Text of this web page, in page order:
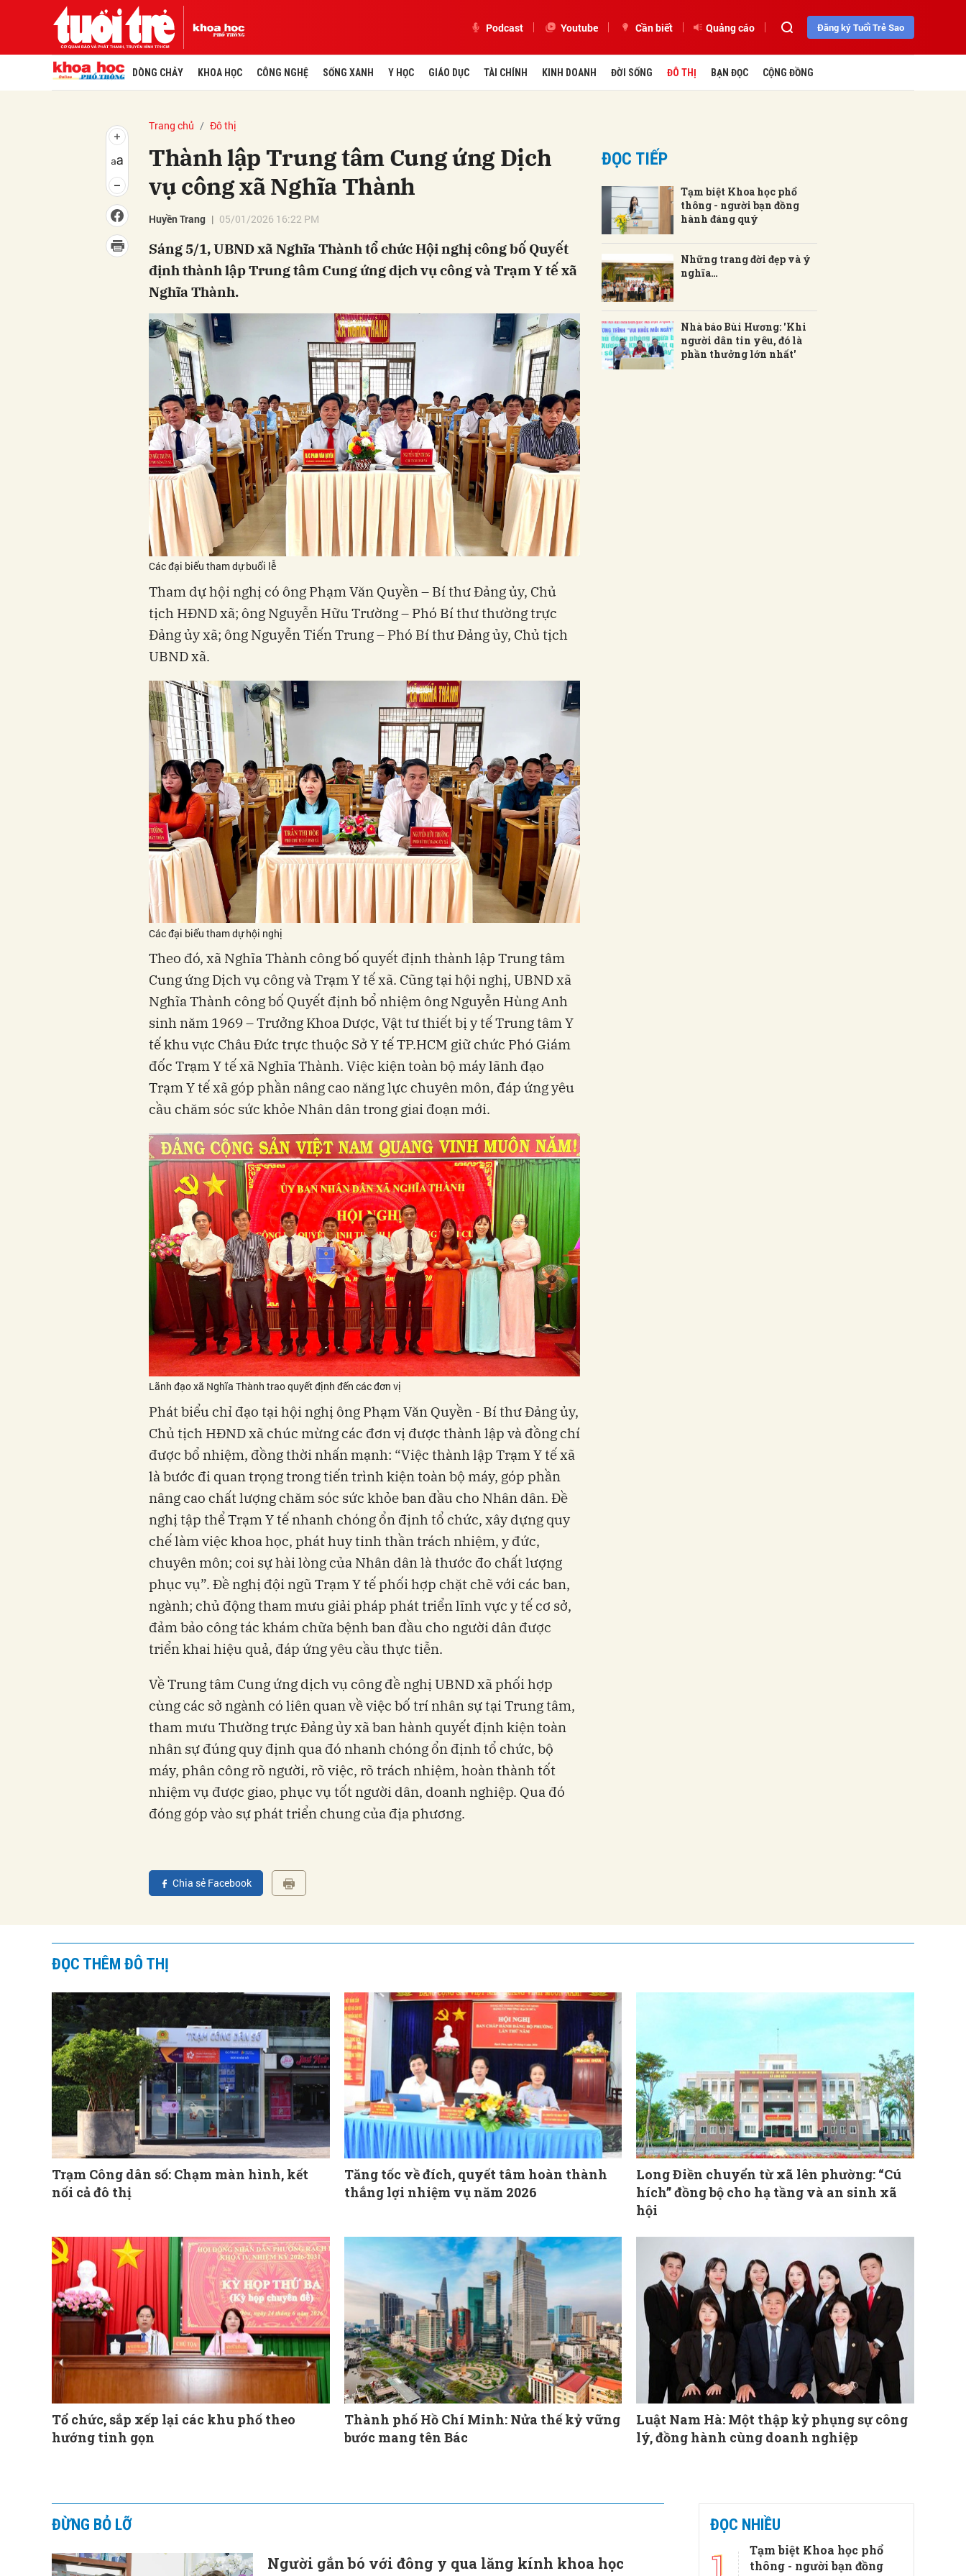
Podcast Youtube Cần biết Quảng cáo Đăng ký Tuổi Trẻ Sao
DÒNG CHẢY KHOA HỌC CÔNG NGHỆ SỐNG XANH Y HỌC GIÁO DỤC TÀI CHÍNH KINH DOANH ĐỜI SỐNG ĐÔ THỊ BẠN ĐỌC CỘNG ĐỒNG
Trang chủ Đô thị
Thành lập Trung tâm Cung ứng Dịch
vụ công xã Nghĩa Thành
Huyền Trang 05/01/2026 16:22 PM
Sáng 5/1, UBND xã Nghĩa Thành tổ chức Hội nghị công bố Quyết
định thành lập Trung tâm Cung ứng dịch vụ công và Trạm Y tế xã
Nghĩa Thành.
Các đại biểu tham dự buổi lễ
Tham dự hội nghị có ông Phạm Văn Quyền – Bí thư Đảng ủy, Chủ
tịch HĐND xã; ông Nguyễn Hữu Trường – Phó Bí thư thường trực
Đảng ủy xã; ông Nguyễn Tiến Trung – Phó Bí thư Đảng ủy, Chủ tịch
UBND xã.
Các đại biểu tham dự hội nghị
Theo đó, xã Nghĩa Thành công bố quyết định thành lập Trung tâm
Cung ứng Dịch vụ công và Trạm Y tế xã. Cũng tại hội nghị, UBND xã
Nghĩa Thành công bố Quyết định bổ nhiệm ông Nguyễn Hùng Anh
sinh năm 1969 – Trưởng Khoa Dược, Vật tư thiết bị y tế Trung tâm Y
tế khu vực Châu Đức trực thuộc Sở Y tế TP.HCM giữ chức Phó Giám
đốc Trạm Y tế xã Nghĩa Thành. Việc kiện toàn bộ máy lãnh đạo
Trạm Y tế xã góp phần nâng cao năng lực chuyên môn, đáp ứng yêu
cầu chăm sóc sức khỏe Nhân dân trong giai đoạn mới.
Lãnh đạo xã Nghĩa Thành trao quyết định đến các đơn vị
Phát biểu chỉ đạo tại hội nghị ông Phạm Văn Quyền - Bí thư Đảng ủy,
Chủ tịch HĐND xã chúc mừng các đơn vị được thành lập và đồng chí
được bổ nhiệm, đồng thời nhấn mạnh: “Việc thành lập Trạm Y tế xã
là bước đi quan trọng trong tiến trình kiện toàn bộ máy, góp phần
nâng cao chất lượng chăm sóc sức khỏe ban đầu cho Nhân dân. Đề
nghị tập thể Trạm Y tế nhanh chóng ổn định tổ chức, xây dựng quy
chế làm việc khoa học, phát huy tinh thần trách nhiệm, y đức,
chuyên môn; coi sự hài lòng của Nhân dân là thước đo chất lượng
phục vụ”. Đề nghị đội ngũ Trạm Y tế phối hợp chặt chẽ với các ban,
ngành; chủ động tham mưu giải pháp phát triển lĩnh vực y tế cơ sở,
đảm bảo công tác khám chữa bệnh ban đầu cho người dân được
triển khai hiệu quả, đáp ứng yêu cầu thực tiễn.
Về Trung tâm Cung ứng dịch vụ công đề nghị UBND xã phối hợp
cùng các sở ngành có liên quan về việc bố trí nhân sự tại Trung tâm,
tham mưu Thường trực Đảng ủy xã ban hành quyết định kiện toàn
nhân sự đúng quy định qua đó nhanh chóng ổn định tổ chức, bộ
máy, phân công rõ người, rõ việc, rõ trách nhiệm, hoàn thành tốt
nhiệm vụ được giao, phục vụ tốt người dân, doanh nghiệp. Qua đó
đóng góp vào sự phát triển chung của địa phương.
Chia sẻ Facebook
ĐỌC TIẾP
Tạm biệt Khoa học phổ
thông - người bạn đồng
hành đáng quý
Những trang đời đẹp và ý
nghĩa…
Nhà báo Bùi Hương: 'Khi
người dân tin yêu, đó là
phần thưởng lớn nhất'
ĐỌC THÊM ĐÔ THỊ
Trạm Công dân số: Chạm màn hình, kết
nối cả đô thị
Tăng tốc về đích, quyết tâm hoàn thành
thắng lợi nhiệm vụ năm 2026
Long Điền chuyển từ xã lên phường: “Cú
hích” đồng bộ cho hạ tầng và an sinh xã
hội
Tổ chức, sắp xếp lại các khu phố theo
hướng tinh gọn
Thành phố Hồ Chí Minh: Nửa thế kỷ vững
bước mang tên Bác
Luật Nam Hà: Một thập kỷ phụng sự công
lý, đồng hành cùng doanh nghiệp
ĐỪNG BỎ LỠ
Người gắn bó với đông y qua lăng kính khoa học
ĐỌC NHIỀU
1
Tạm biệt Khoa học phổ
thông - người bạn đồng